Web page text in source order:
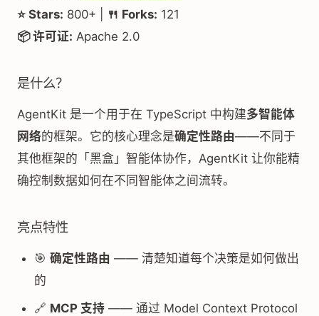
⭐ Stars: 800+ | 🍴 Forks: 121
📦 许可证: Apache 2.0
是什么？
AgentKit 是一个用于在 TypeScript 中构建多智能体
网络的框架。它的核心理念是确定性路由——不同于
其他框架的「黑盒」智能体协作，AgentKit 让你能精
确控制数据如何在不同智能体之间流转。
亮点特性
🎯 确定性路由 —— 清楚知道每个决策是如何做出
的
🔗 MCP 支持 —— 通过 Model Context Protocol